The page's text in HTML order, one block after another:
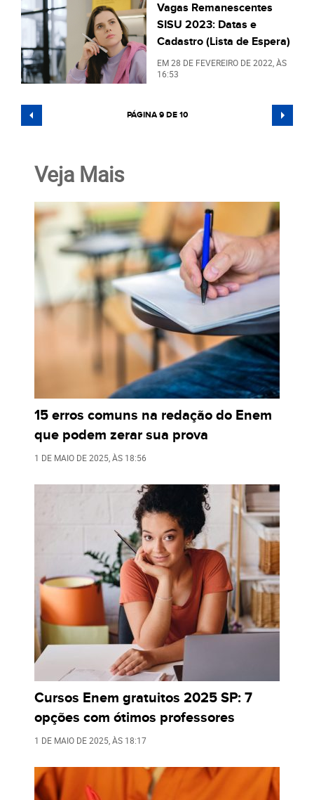
Vagas Remanescentes
SISU 2023: Datas e
Cadastro (Lista de Espera)
EM28 DE FEVEREIRO DE 2022, ÀS
16:53
PÁGINA 9 DE 10
Veja Mais
15 erros comuns na redação do Enem
que podem zerar sua prova
1 DE MAIO DE 2025 , ÀS 18:56
Cursos Enem gratuitos 2025 SP: 7
opções com ótimos professores
1 DE MAIO DE 2025 , ÀS 18:17